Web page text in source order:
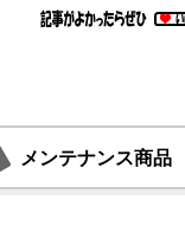
メンテナンス商品